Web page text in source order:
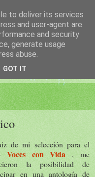
de mi selección para el
Voces con Vida
, me
la posibilidad de
en una antología de
to deliver its services
and user-agent are
and security
generate usage
abuse.
GOT IT